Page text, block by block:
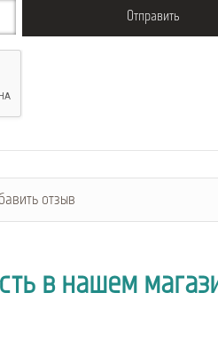
Отправить
отзыв
в нашем